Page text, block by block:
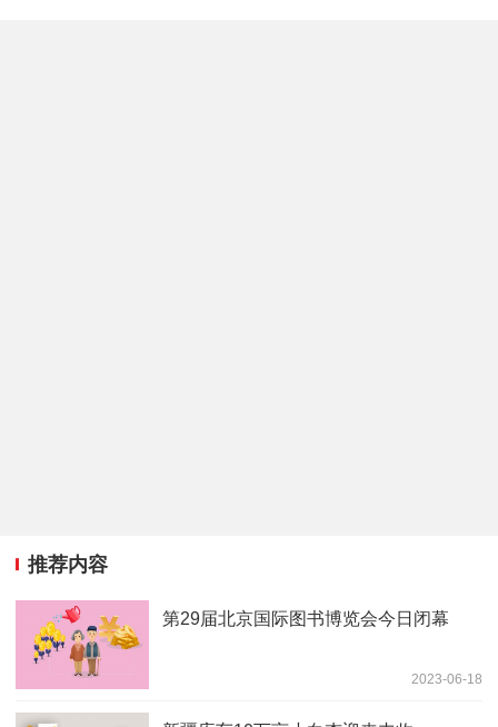
推荐内容
第29届北京国际图书博览会今日闭幕
2023-06-18